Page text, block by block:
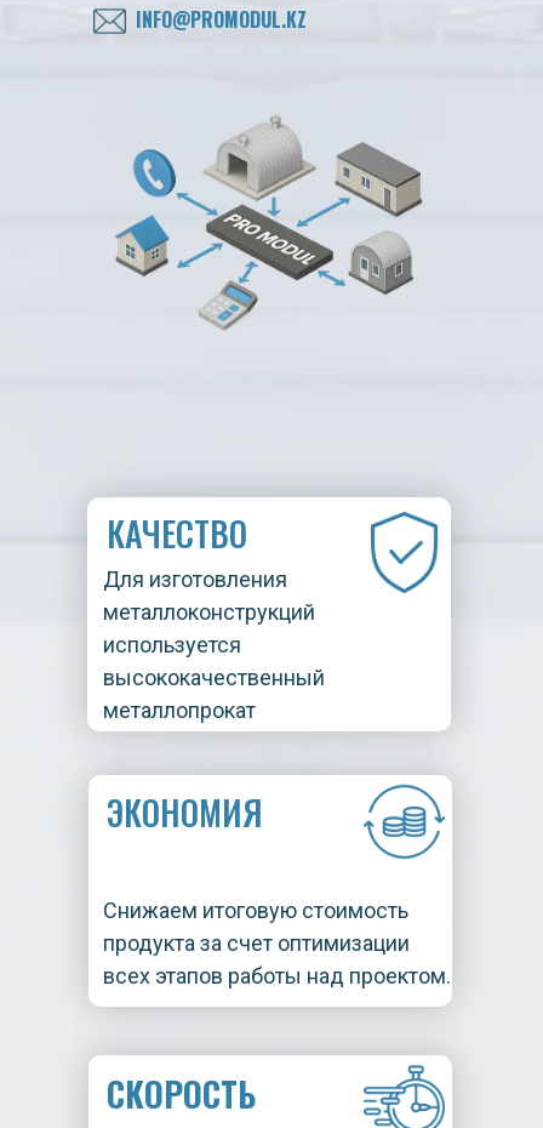
INFO@PROMODUL.KZ
КАЧЕСТВО
Для изготовления
металлоконструкций
используется
высококачественный
металлопрокат
ЭКОНОМИЯ
Снижаем итоговую стоимость
продукта за счет оптимизации
всех этапов работы над проектом.
СКОРОСТЬ